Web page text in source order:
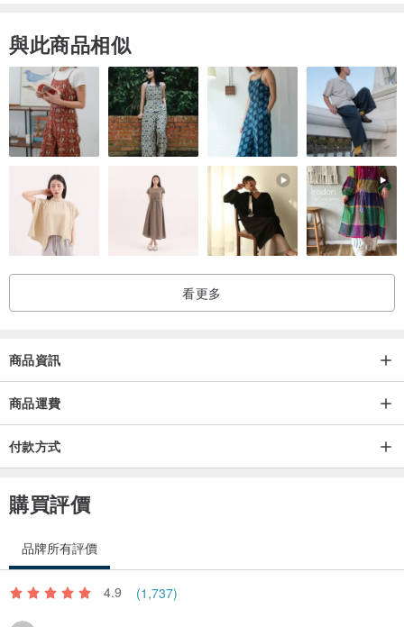
▸ 乾燥花寄送過程難免會有些許掉落情況屬正常現象。
與此商品相似
看更多
商品資訊
商品運費
付款方式
購買評價
品牌所有評價
4.9 (1,737)